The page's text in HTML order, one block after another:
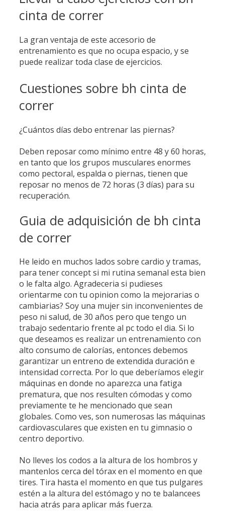
cinta de correr
La gran ventaja de este accesorio de
entrenamiento es que no ocupa espacio, y se
puede realizar toda clase de ejercicios.
Cuestiones sobre bh cinta de
correr
¿Cuántos días debo entrenar las piernas?
Deben reposar como mínimo entre 48 y 60 horas,
en tanto que los grupos musculares enormes
como pectoral, espalda o piernas, tienen que
reposar no menos de 72 horas (3 días) para su
recuperación.
Guia de adquisición de bh cinta
de correr
He leido en muchos lados sobre cardio y tramas,
para tener concept si mi rutina semanal esta bien
o le falta algo. Agradeceria si pudieses
orientarme con tu opinion como la mejorarias o
cambiarias? Soy una mujer sin inconvenientes de
peso ni salud, de 30 años pero que tengo un
trabajo sedentario frente al pc todo el dia. Si lo
que deseamos es realizar un entrenamiento con
alto consumo de calorías, entonces debemos
garantizar un entreno de extendida duración e
intensidad correcta. Por lo que deberíamos elegir
máquinas en donde no aparezca una fatiga
prematura, que nos resulten cómodas y como
previamente te he mencionado que sean
globales. Como ves, son numerosas las máquinas
cardiovasculares que existen en tu gimnasio o
centro deportivo.
No lleves los codos a la altura de los hombros y
mantenlos cerca del tórax en el momento en que
tires. Tira hasta el momento en que tus pulgares
estén a la altura del estómago y no te balancees
hacia atrás para aplicar más fuerza.